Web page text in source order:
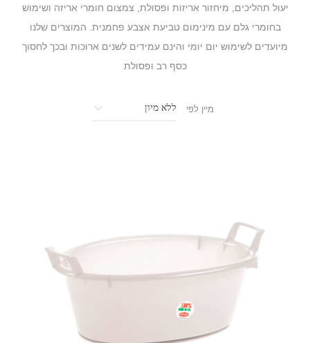
יעול תהליכים, מיחזור אריזות ופסולת, צמצום חומרי אריזה ושימוש
בחומרי גלם עם מינימום טביעת אצבע פחמנית. המוצרים שלנו
מיועדים לשימוש יום יומי והינם עמידים לשנים ארוכות ובכך לחסוך
כסף רב ופסולת
מיין לפי